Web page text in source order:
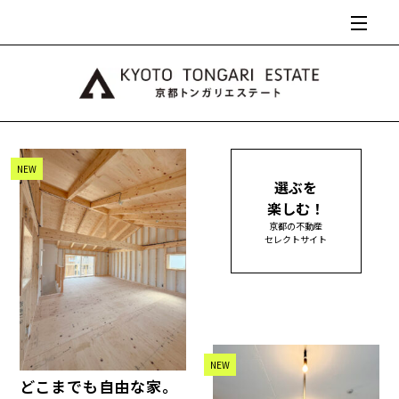
NEW
どこまでも自由な家。
選ぶを
楽しむ！
京都の不動産
セレクトサイト
NEW